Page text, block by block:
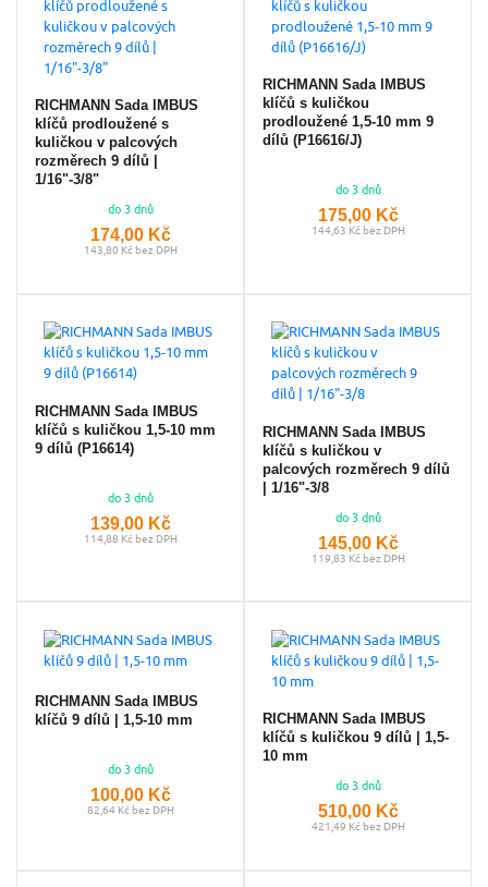
RICHMANN Sada IMBUS
klíčů prodloužené s
kuličkou v palcových
rozměrech 9 dílů |
1/16"-3/8"
do 3 dnů
174,00 Kč
143,80 Kč bez DPH
RICHMANN Sada IMBUS
klíčů s kuličkou
prodloužené 1,5-10 mm 9
dílů (P16616/J)
do 3 dnů
175,00 Kč
144,63 Kč bez DPH
RICHMANN Sada IMBUS
klíčů s kuličkou 1,5-10 mm
9 dílů (P16614)
do 3 dnů
139,00 Kč
114,88 Kč bez DPH
RICHMANN Sada IMBUS
klíčů s kuličkou v
palcových rozměrech 9 dílů
| 1/16"-3/8
do 3 dnů
145,00 Kč
119,83 Kč bez DPH
RICHMANN Sada IMBUS
klíčů 9 dílů | 1,5-10 mm
do 3 dnů
100,00 Kč
82,64 Kč bez DPH
RICHMANN Sada IMBUS
klíčů s kuličkou 9 dílů | 1,5-
10 mm
do 3 dnů
510,00 Kč
421,49 Kč bez DPH